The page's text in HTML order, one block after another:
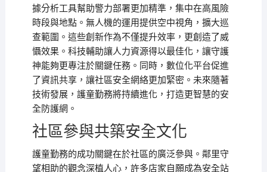
據分析工具幫助警力部署更加精準，集中在高風險
時段與地點。無人機的運用提供空中視角，擴大巡
查範圍。這些創新作為不僅提升效率，更創造了威
懾效果。科技輔助讓人力資源得以最佳化，讓守護
神能夠更專注於關鍵任務。同時，數位化平台促進
了資訊共享，讓社區安全網絡更加緊密。未來隨著
技術發展，護童勤務將持續進化，打造更智慧的安
全防護網。
社區參與共築安全文化
護童勤務的成功關鍵在於社區的廣泛參與。鄰里守
望相助的觀念深植人心，許多店家自願成為安全站